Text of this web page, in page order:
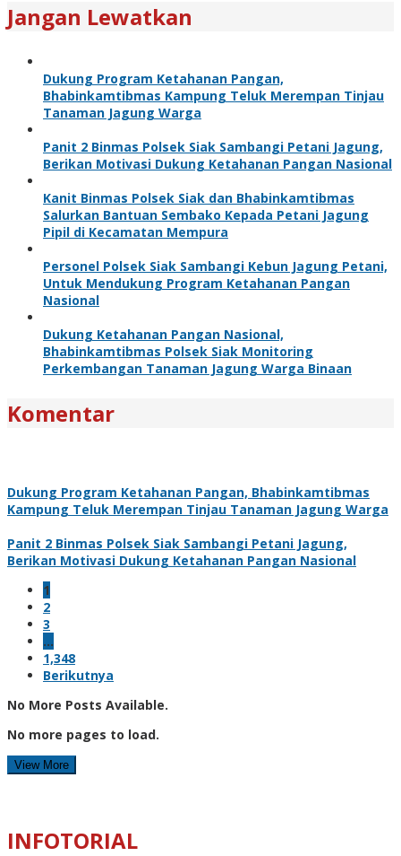
Jangan Lewatkan
Dukung Program Ketahanan Pangan,
Bhabinkamtibmas Kampung Teluk Merempan Tinjau
Tanaman Jagung Warga
Panit 2 Binmas Polsek Siak Sambangi Petani Jagung,
Berikan Motivasi Dukung Ketahanan Pangan Nasional
Kanit Binmas Polsek Siak dan Bhabinkamtibmas
Salurkan Bantuan Sembako Kepada Petani Jagung
Pipil di Kecamatan Mempura
Personel Polsek Siak Sambangi Kebun Jagung Petani,
Untuk Mendukung Program Ketahanan Pangan
Nasional
Dukung Ketahanan Pangan Nasional,
Bhabinkamtibmas Polsek Siak Monitoring
Perkembangan Tanaman Jagung Warga Binaan
Komentar
Dukung Program Ketahanan Pangan, Bhabinkamtibmas
Kampung Teluk Merempan Tinjau Tanaman Jagung Warga
Panit 2 Binmas Polsek Siak Sambangi Petani Jagung,
Berikan Motivasi Dukung Ketahanan Pangan Nasional
1
2
3
…
1,348
Berikutnya
No More Posts Available.
No more pages to load.
View More
INFOTORIAL